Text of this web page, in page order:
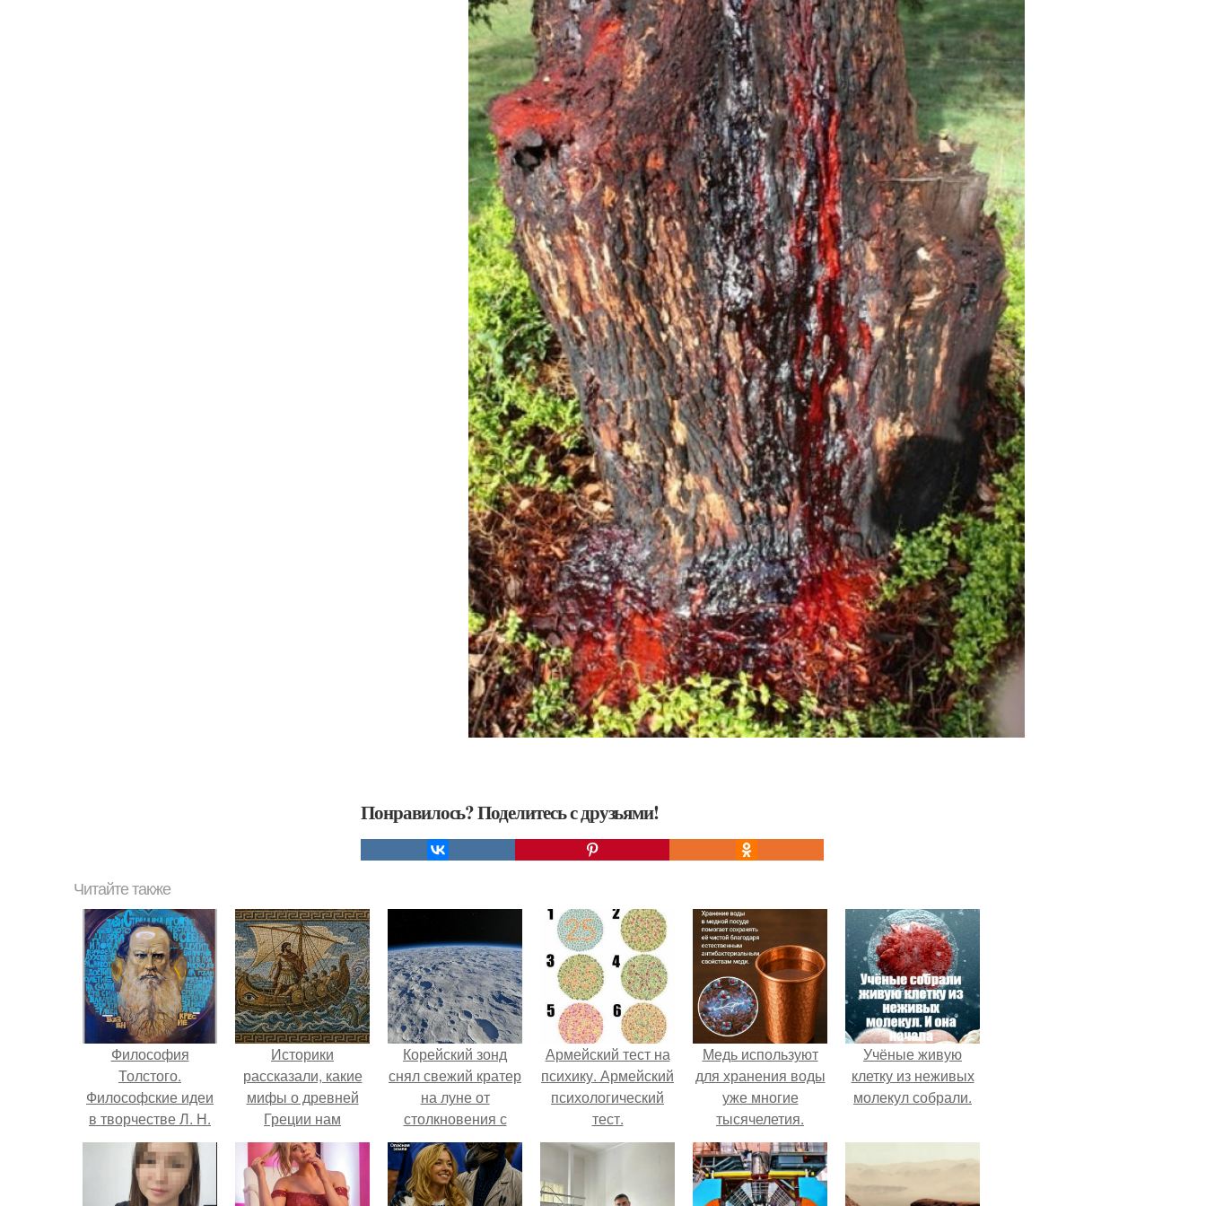
Понравилось? Поделитесь с друзьями!
Читайте также
Философия
Толстого.
Философские идеи
в творчестве Л. Н.
Толстого.
Историки
рассказали, какие
мифы о древней
Греции нам
навязало кино.
Корейский зонд
снял свежий кратер
на луне от
столкновения с
обломком Falcon 9.
Армейский тест на
психику. Армейский
психологический
тест.
Медь используют
для хранения воды
уже многие
тысячелетия.
Учёные живую
клетку из неживых
молекул собрали.